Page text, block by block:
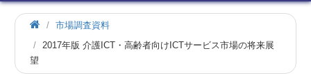
市場調査資料
2017年版 介護ICT・高齢者向けICTサービス市場の将来展
望